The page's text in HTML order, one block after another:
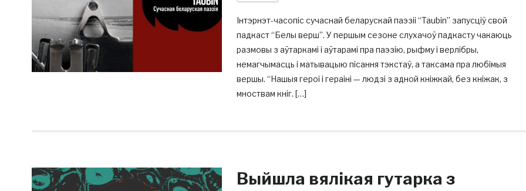
Інтэрнэт-часопіс сучаснай беларускай паэзіі “Taubin” запусціў свой
падкаст “Белы верш”. У першым сезоне слухачоў падкасту чакаюць
размовы з аўтаркамі і аўтарамі пра паэзію, рыфму і верлібры,
немагчымасць і матывацыю пісання тэкстаў, а таксама пра любімыя
вершы. “Нашыя героі і гераіні — людзі з адной кніжкай, без кніжак, з
мноствам кніг. […]
Выйшла вялікая гутарка з